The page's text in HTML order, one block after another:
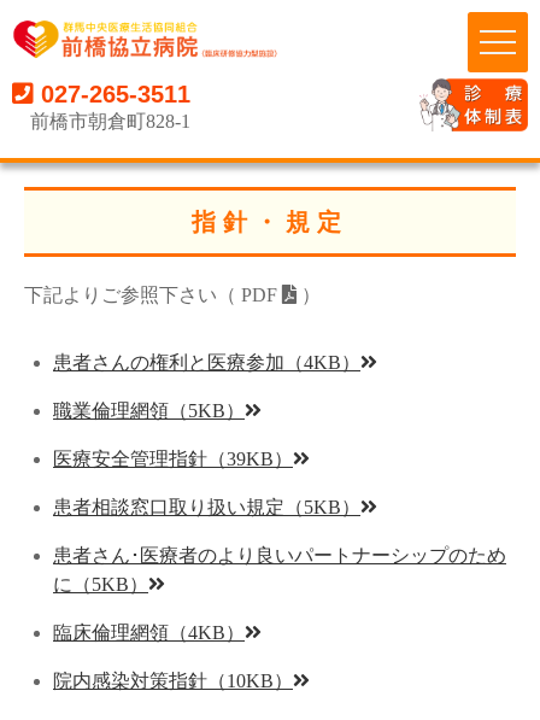
027-265-3511
前橋市朝倉町828-1
指針・規定
下記よりご参照下さい（ PDF ）
患者さんの権利と医療参加（4KB）
職業倫理網領（5KB）
医療安全管理指針（39KB）
患者相談窓口取り扱い規定（5KB）
患者さん･医療者のより良いパートナーシップのため
に（5KB）
臨床倫理網領（4KB）
院内感染対策指針（10KB）